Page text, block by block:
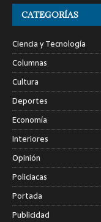
CATEGORÍAS
Ciencia y Tecnología
Columnas
Cultura
Deportes
Economía
Interiores
Opinión
Policiacas
Portada
Publicidad